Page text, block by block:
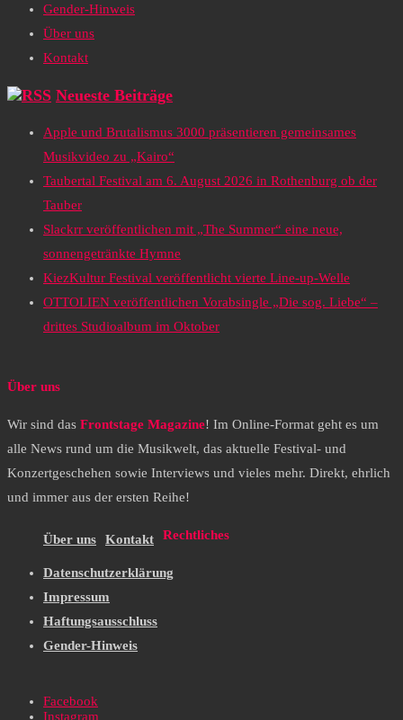
Gender-Hinweis
Über uns
Kontakt
Neueste Beiträge
Apple und Brutalismus 3000 präsentieren gemeinsames
Musikvideo zu „Kairo“
Taubertal Festival am 6. August 2026 in Rothenburg ob der
Tauber
Slackrr veröffentlichen mit „The Summer“ eine neue,
sonnengetränkte Hymne
KiezKultur Festival veröffentlicht vierte Line-up-Welle
OTTOLIEN veröffentlichen Vorabsingle „Die sog. Liebe“ –
drittes Studioalbum im Oktober
Über uns
Wir sind das Frontstage Magazine! Im Online-Format geht es um
alle News rund um die Musikwelt, das aktuelle Festival- und
Konzertgeschehen sowie Interviews und vieles mehr. Direkt, ehrlich
und immer aus der ersten Reihe!
Über uns Kontakt Rechtliches
Datenschutzerklärung
Impressum
Haftungsausschluss
Gender-Hinweis
Facebook
Instagram